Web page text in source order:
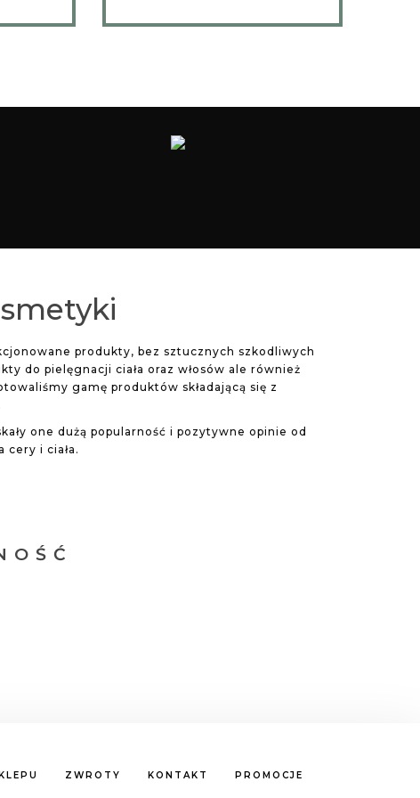
produkty, bez sztucznych szkodliwych
do pielęgnacji ciała oraz włosów ale również
gamę produktów składającą się z
one dużą popularność i pozytywne opinie od
cery i ciała.
ZWROTY KONTAKT PROMOCJE